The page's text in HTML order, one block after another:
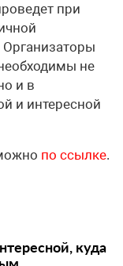
при
Организаторы
не
и в
и интересной
по ссылке.
куда